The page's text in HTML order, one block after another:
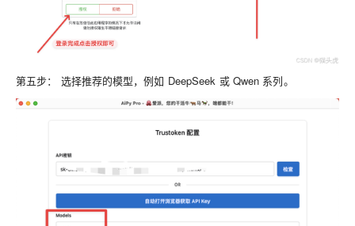
第五步： 选择推荐的模型，例如 DeepSeek 或 Qwen 系列。